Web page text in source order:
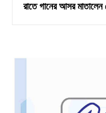
রাতে গানের আসর মাতালেন